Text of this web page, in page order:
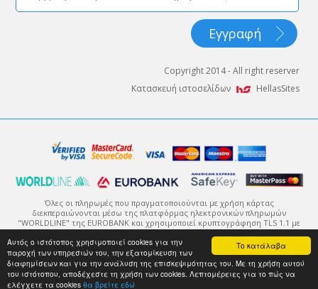
Το κατάλαβα
Αυτός ο ιστότοπος χρησιμοποιεί cookies για την
παροχή των υπηρεσιών του, την εξατομίκευση των
διαφημίσεων και για την ανάλυση της επισκεψιμότητας του. Με τη χρήση αυτού
του ιστότοπου, αποδέχεστε τη χρήση των cookies. Λεπτομέρειες για το πώς να
ελέγχετε τα cookies θα βρείτε εδώ
Copyright 2014 - All right reserver
Κατασκευή ιστοσελίδων
HellasSites
Όλες οι πληρωμές που πραγματοποιούνται με χρήση κάρτας
διεκπεραιώνονται μέσω της πλατφόρμας ηλεκτρονικών πληρωμών
"WORLDLINE" της EUROBANK και χρησιμοποιεί κρυπτογράφηση TLS 1.1 με
πρωτόκολλο κρυπτογράφησης 128-bit (Secure Sockets Layer - SSL).
Η κρυπτογράφηση είναι ένας τρόπος κωδικοποίησης της πληροφορίας
μέχρι αυτή να φτάσει στον ορισμένο αποδέκτη της, ο οποίος θα μπορέσει
να την αποκωδικοποιήσει με χρήση του κατάλληλου κλειδιού.